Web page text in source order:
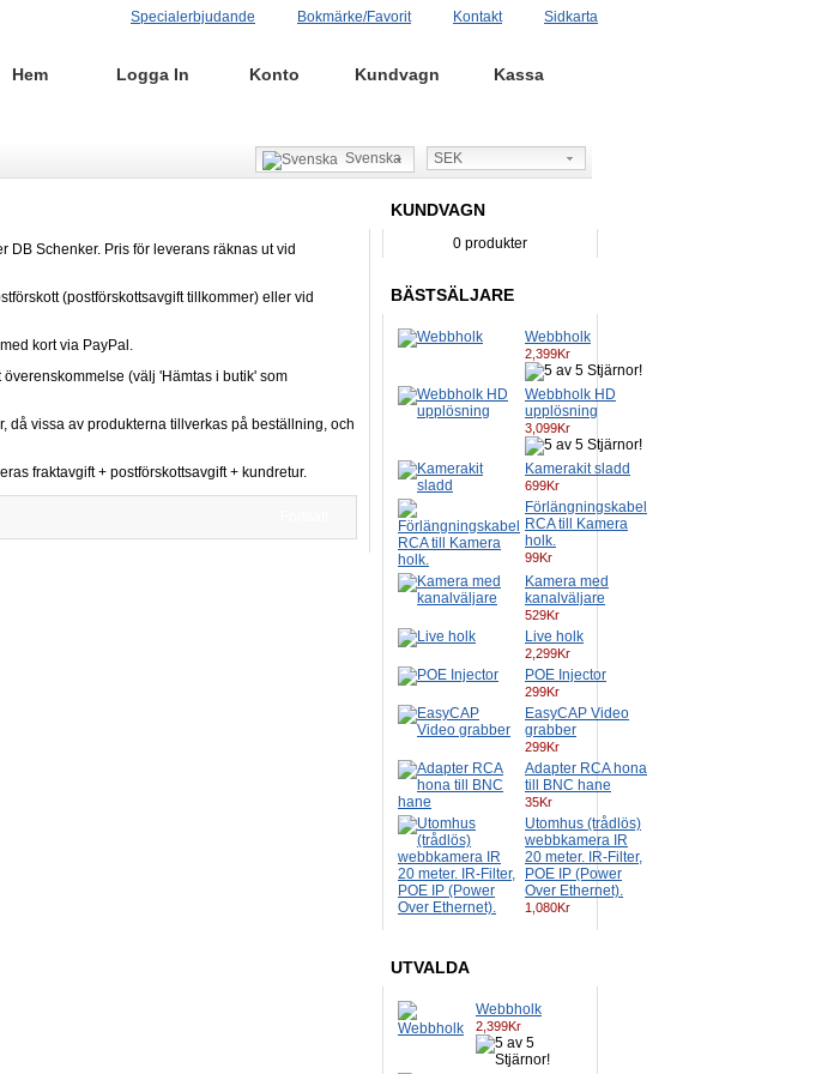
Specialerbjudande Bokmärke/Favorit Kontakt Sidkarta
Hem Logga In Konto Kundvagn Kassa
SEK
Svenska
KUNDVAGN
0 produkter
BÄSTSÄLJARE
Webbholk
2,399Kr
Webbholk HD
upplösning
3,099Kr
Kamerakit sladd
699Kr
Förlängningskabel
RCA till Kamera
holk.
99Kr
Kamera med
kanalväljare
529Kr
Live holk
2,299Kr
POE Injector
299Kr
EasyCAP Video
grabber
299Kr
Adapter RCA hona
till BNC hane
35Kr
Utomhus (trådlös)
webbkamera IR
20 meter. IR-Filter,
POE IP (Power
Over Ethernet).
1,080Kr
UTVALDA
Webbholk
2,399Kr
Schenker. Pris för leverans räknas ut vid
(postförskottsavgift tillkommer) eller vid
kort via PayPal.
(välj 'Hämtas i butik' som
då vissa av produkterna tillverkas på beställning, och
fraktavgift + postförskottsavgift + kundretur.